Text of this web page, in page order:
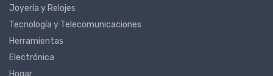
Joyería y Relojes
Tecnología y Telecomunicaciones
Herramientas
Electrónica